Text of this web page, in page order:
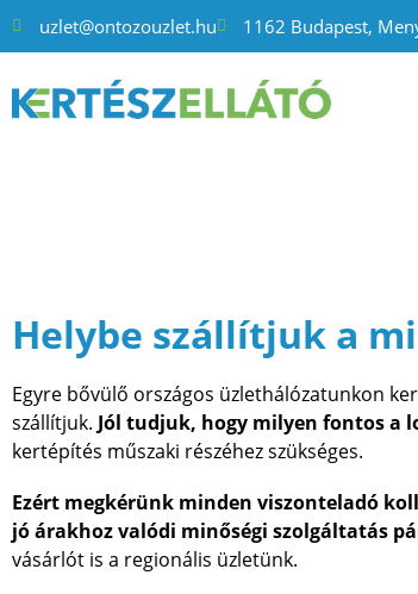
uzlet@ontozouzlet.hu 1162 Budapest,
Helybe szállítjuk a
Egyre bővülő országos üzlethálózatunkon
szállítjuk. Jól tudjuk, hogy milyen fontos a
kertépítés műszaki részéhez szükséges.
Ezért megkérünk minden viszonteladó
jó árakhoz valódi minőségi szolgáltatás
vásárlót is a regionális üzletünk.